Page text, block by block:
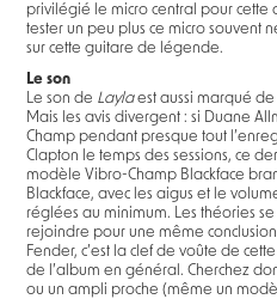
privilégié le micro central pour cette
tester un peu plus ce micro souvent
sur cette guitare de légende.
Le son
Le son de Laylaest aussi marqué
Mais les avis divergent : si Duane
Champ pendant presque tout
Clapton le temps des sessions, ce
modèle Vibro-Champ Blackface
Blackface, avec les aigus et le
réglées au minimum. Les théories
rejoindre pour une même
Fender, c’est la clef de voûte de
de l’album en général. Cherchez
ou un ampli proche (même un